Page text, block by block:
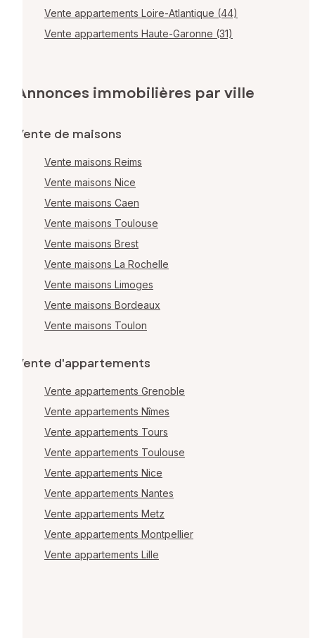
Vente appartements Loire-Atlantique (44)
Vente appartements Haute-Garonne (31)
Annonces immobilières par ville
Vente de maisons
Vente maisons Reims
Vente maisons Nice
Vente maisons Caen
Vente maisons Toulouse
Vente maisons Brest
Vente maisons La Rochelle
Vente maisons Limoges
Vente maisons Bordeaux
Vente maisons Toulon
Vente d'appartements
Vente appartements Grenoble
Vente appartements Nîmes
Vente appartements Tours
Vente appartements Toulouse
Vente appartements Nice
Vente appartements Nantes
Vente appartements Metz
Vente appartements Montpellier
Vente appartements Lille